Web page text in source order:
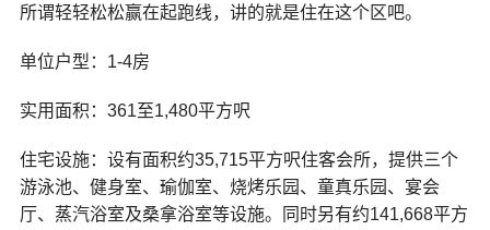
所谓轻轻松松赢在起跑线，讲的就是住在这个区吧。
单位户型：1-4房
实用面积：361至1,480平方呎
住宅设施：设有面积约35,715平方呎住客会所，提供三个
游泳池、健身室、瑜伽室、烧烤乐园、童真乐园、宴会
厅、蒸汽浴室及桑拿浴室等设施。同时另有约141,668平方